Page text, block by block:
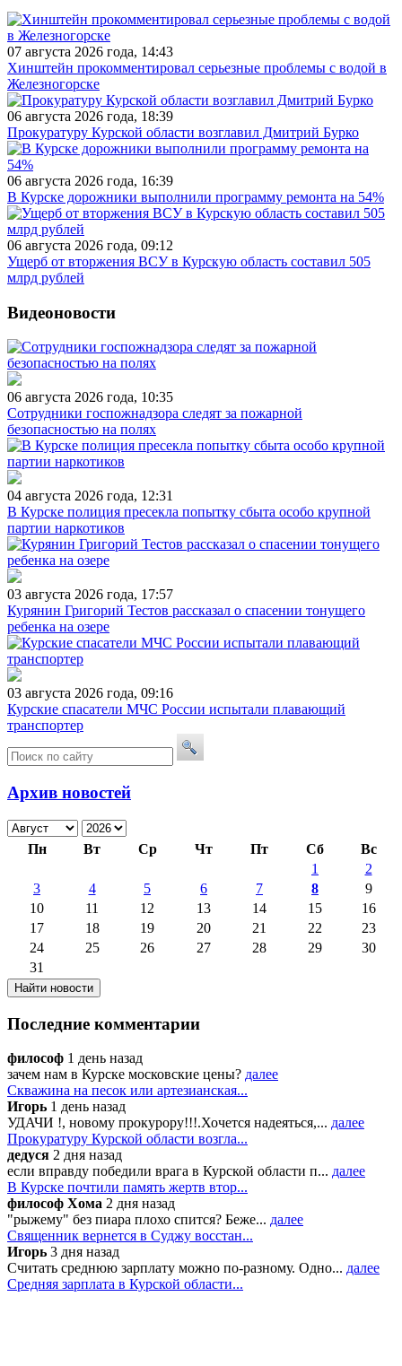
07 августа 2026 года, 14:43
Хинштейн прокомментировал серьезные проблемы с водой в
Железногорске
06 августа 2026 года, 18:39
Прокуратуру Курской области возглавил Дмитрий Бурко
06 августа 2026 года, 16:39
В Курске дорожники выполнили программу ремонта на 54%
06 августа 2026 года, 09:12
Ущерб от вторжения ВСУ в Курскую область составил 505
млрд рублей
Видеоновости
06 августа 2026 года, 10:35
Сотрудники госпожнадзора следят за пожарной
безопасностью на полях
04 августа 2026 года, 12:31
В Курске полиция пресекла попытку сбыта особо крупной
партии наркотиков
03 августа 2026 года, 17:57
Курянин Григорий Тестов рассказал о спасении тонущего
ребенка на озере
03 августа 2026 года, 09:16
Курские спасатели МЧС России испытали плавающий
транспортер
Архив новостей
Пн Вт Ср Чт Пт Сб
Вс
1
2
3
4 5 6 7 8
9
10
11 12 13 14 15
16
17
18 19 20 21 22
23
24
25 26 27 28 29
30
31
Последние комментарии
философ 1 день назад
зачем нам в Курске московские цены? далее
Скважина на песок или артезианская...
Игорь 1 день назад
УДАЧИ !, новому прокурору!!!.Хочется надеяться,... далее
Прокуратуру Курской области возгла...
дедуся 2 дня назад
если вправду победили врага в Курской области п... далее
В Курске почтили память жертв втор...
философ Хома 2 дня назад
"рыжему" без пиара плохо спится? Беже... далее
Священник вернется в Суджу восстан...
Игорь 3 дня назад
Считать среднюю зарплату можно по-разному. Одно... далее
Средняя зарплата в Курской области...